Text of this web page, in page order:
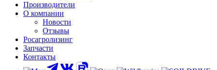
Каталог «СД-АГРО»
Производители
О компании
Новости
Отзывы
Росагролизинг
Запчасти
Контакты